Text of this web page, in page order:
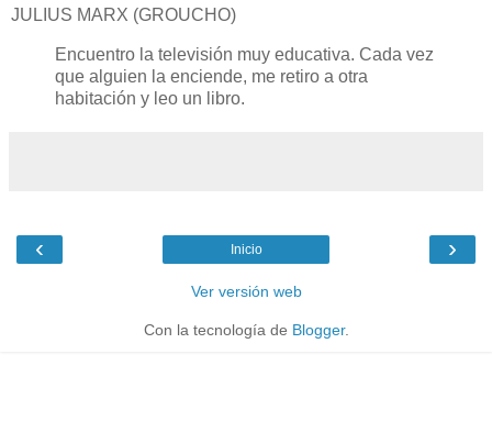
JULIUS MARX (GROUCHO)
Encuentro la televisión muy educativa. Cada vez
que alguien la enciende, me retiro a otra
habitación y leo un libro.
‹ ›
Inicio
Ver versión web
Con la tecnología de Blogger.